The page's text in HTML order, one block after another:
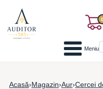
0
Meniu
Acasă›Magazin›Aur›Cercei